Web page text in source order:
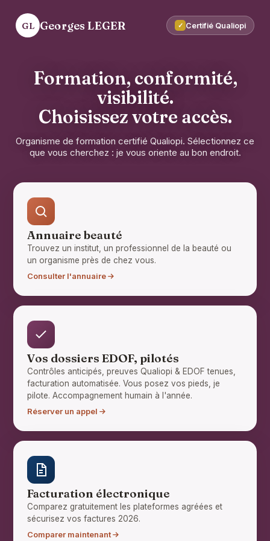
GL Georges LEGER ✓ Certifié Qualiopi
Formation, conformité,
visibilité.
Choisissez votre accès.
Organisme de formation certifié Qualiopi. Sélectionnez ce
que vous cherchez : je vous oriente au bon endroit.
Annuaire beauté
Trouvez un institut, un professionnel de la beauté ou
un organisme près de chez vous.
Consulter l'annuaire
Vos dossiers EDOF, pilotés
Contrôles anticipés, preuves Qualiopi & EDOF tenues,
facturation automatisée. Vous posez vos pieds, je
pilote. Accompagnement humain à l'année.
Réserver un appel
Facturation électronique
Comparez gratuitement les plateformes agréées et
sécurisez vos factures 2026.
Comparer maintenant